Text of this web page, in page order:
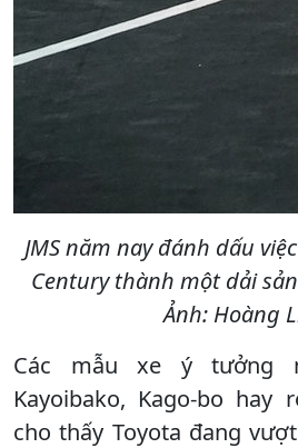
JMS năm nay đánh dấu
Century thành một dải
Ảnh: Hoàng
Các mẫu xe ý tưởng
Kayoibako, Kago-bo hay
cho thấy Toyota đang